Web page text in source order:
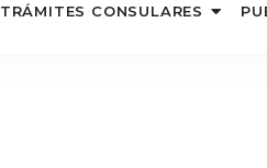
TRÁMITES CONSULARES